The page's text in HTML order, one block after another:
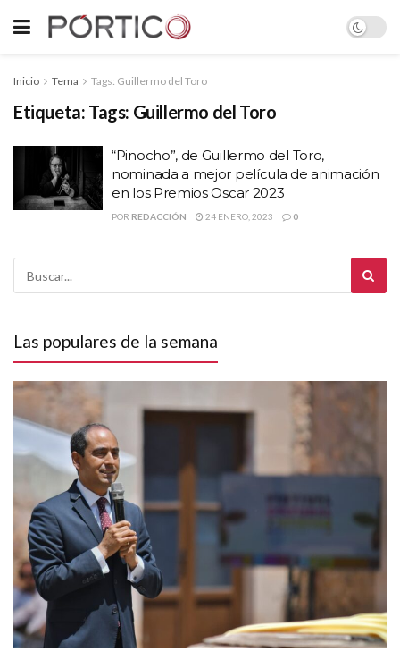
Inicio Tema Tags: Guillermo del Toro
Etiqueta: Tags: Guillermo del Toro
“Pinocho”, de Guillermo del Toro,
nominada a mejor película de animación
en los Premios Oscar 2023
POR REDACCIÓN 24 ENERO, 2023 0
Las populares de la semana